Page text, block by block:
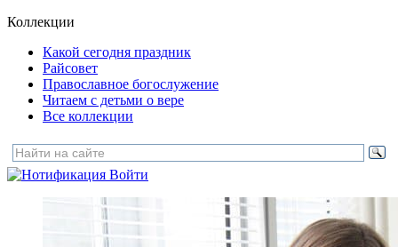
Коллекции
Какой сегодня праздник
Райсовет
Православное богослужение
Читаем с детьми о вере
Все коллекции
Войти